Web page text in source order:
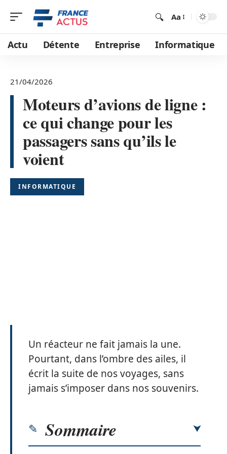
Aa
Actu Détente Entreprise Informatique
21/04/2026
Moteurs d’avions de ligne :
ce qui change pour les
passagers sans qu’ils le
voient
INFORMATIQUE
Un réacteur ne fait jamais la une.
Pourtant, dans l’ombre des ailes, il
écrit la suite de nos voyages, sans
jamais s’imposer dans nos souvenirs.
Sommaire